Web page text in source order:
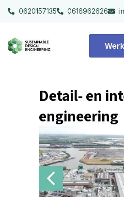
0620157135 0616962626
Detail- en
engineering